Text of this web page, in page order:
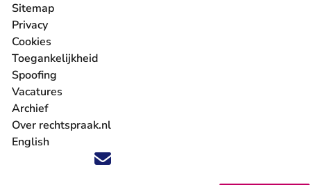
Volg ons op X (Twitter) - U verlaat Rechtspraak.nl
Volg ons op Facebook - U verlaat Rechtspraak.nl
Volg ons op Instagram - U verlaat Rechtspraak.nl
Volg ons op Youtube - U verlaat Rechtspraak.nl
Volg ons op LinkedIn - U verlaat
'Blijf op de hoogte' nieuwsbrief - U verlaat
Sitemap
Privacy
Cookies
Toegankelijkheid
Spoofing
Vacatures
- U verlaat Rechtspraak.nl
Archief
Over rechtspraak.nl
English